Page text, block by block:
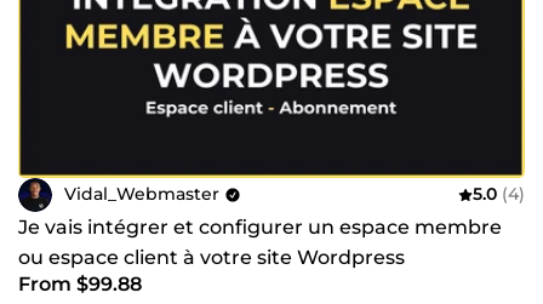
Vidal_Webmaster 5.0 (4)
Je vais intégrer et configurer un espace membre
ou espace client à votre site Wordpress
From $99.88